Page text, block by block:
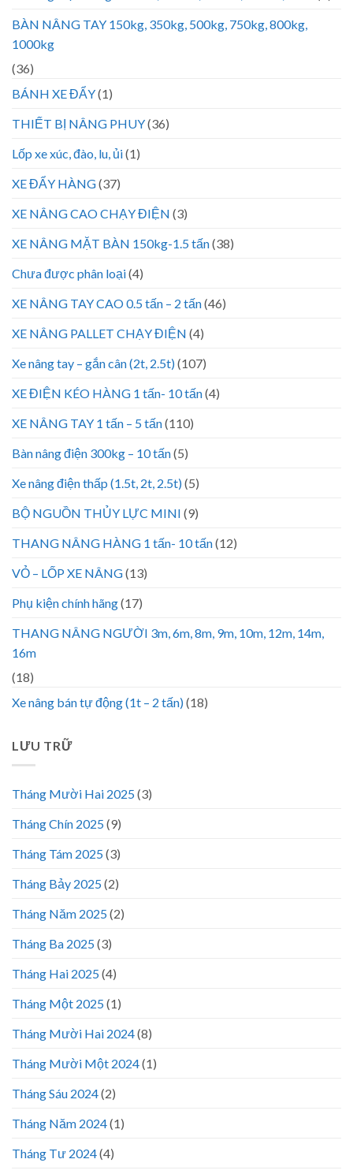
BÀN NÂNG TAY 150kg, 350kg, 500kg, 750kg, 800kg,
1000kg
(36)
BÁNH XE ĐẨY(1)
THIẾT BỊ NÂNG PHUY(36)
Lốp xe xúc, đào, lu, ủi(1)
XE ĐẨY HÀNG(37)
XE NÂNG CAO CHẠY ĐIỆN (3)
XE NÂNG MẶT BÀN 150kg-1.5 tấn(38)
Chưa được phân loại(4)
XE NÂNG TAY CAO 0.5 tấn – 2 tấn(46)
XE NÂNG PALLET CHẠY ĐIỆN (4)
Xe nâng tay – gắn cân (2t, 2.5t)(107)
XE ĐIỆN KÉO HÀNG 1 tấn- 10 tấn(4)
XE NÂNG TAY 1 tấn – 5 tấn(110)
Bàn nâng điện 300kg – 10 tấn(5)
Xe nâng điện thấp (1.5t, 2t, 2.5t)(5)
BỘ NGUỒN THỦY LỰC MINI (9)
THANG NÂNG HÀNG 1 tấn- 10 tấn(12)
VỎ – LỐP XE NÂNG(13)
Phụ kiện chính hãng(17)
THANG NÂNG NGƯỜI 3m, 6m, 8m, 9m, 10m, 12m, 14m,
16m
(18)
Xe nâng bán tự động (1t – 2 tấn)(18)
LƯU TRỮ
Tháng Mười Hai 2025(3)
Tháng Chín 2025(9)
Tháng Tám 2025(3)
Tháng Bảy 2025(2)
Tháng Năm 2025(2)
Tháng Ba 2025(3)
Tháng Hai 2025(4)
Tháng Một 2025(1)
Tháng Mười Hai 2024(8)
Tháng Mười Một 2024(1)
Tháng Sáu 2024(2)
Tháng Năm 2024(1)
Tháng Tư 2024(4)